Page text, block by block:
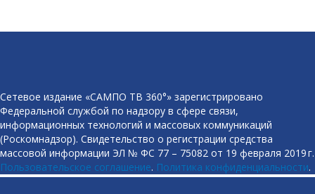
Сетевое издание «САМПО ТВ 360°» зарегистрировано
Федеральной службой по надзору в сфере связи,
информационных технологий и массовых коммуникаций
(Роскомнадзор). Свидетельство о регистрации средства
массовой информации ЭЛ № ФС 77 – 75082 от 19 февраля 2019 г.
Пользовательское соглашение. Политика конфиденциальности.